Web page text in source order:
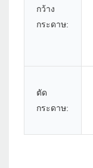
กว้าง
กระดาษ:
ตัด
กระดาษ: